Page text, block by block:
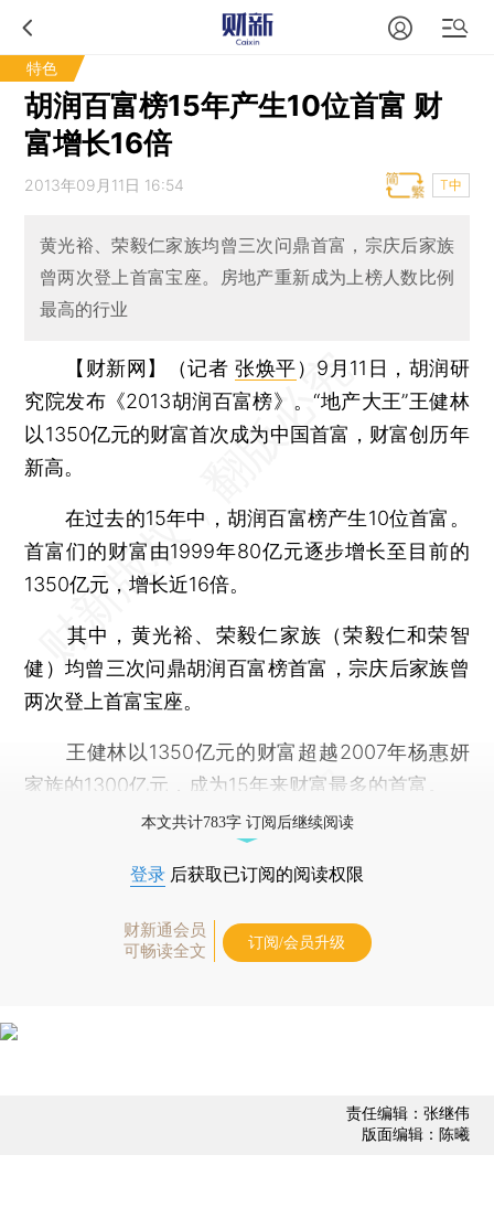
特色
胡润百富榜15年产生10位首富 财
富增长16倍
2013年09月11日 16:54 T中
黄光裕、荣毅仁家族均曾三次问鼎首富，宗庆后家族
曾两次登上首富宝座。房地产重新成为上榜人数比例
最高的行业
【财新网】（记者张焕平） 9月11日，胡润研
究院发布《2013胡润百富榜》。“地产大王”王健林
以1350亿元的财富首次成为中国首富，财富创历年
新高。
在过去的15年中，胡润百富榜产生10位首富。
首富们的财富由1999年80亿元逐步增长至目前的
1350亿元，增长近16倍。
其中，黄光裕、荣毅仁家族（荣毅仁和荣智
健）均曾三次问鼎胡润百富榜首富，宗庆后家族曾
两次登上首富宝座。
王健林以1350亿元的财富超越2007年杨惠妍
家族的1300亿元，成为15年来财富最多的首富。
本文共计783字 订阅后继续阅读
登录 后获取已订阅的阅读权限
财新通会员
可畅读全文
订阅/会员升级
责任编辑：张继伟
版面编辑：陈曦